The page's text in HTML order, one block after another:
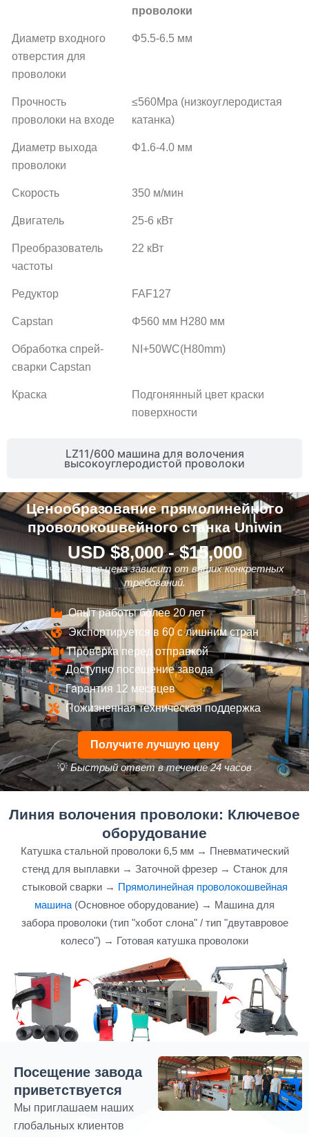
LZ11/600 машина для волочения
высокоуглеродистой проволоки
проволоки
Диаметр входного
отверстия для
проволоки
Φ5.5-6.5 мм
Прочность
проволоки на входе
≤560Mpa (низкоуглеродистая
катанка)
Диаметр выхода
проволоки
Φ1.6-4.0 мм
Скорость 350 м/мин
Двигатель 25-6 кВт
Преобразователь
частоты
22 кВт
Редуктор FAF127
Capstan Φ560 мм H280 мм
Обработка спрей-
сварки Capstan
NI+50WC(H80mm)
Краска
Подгонянный цвет краски
поверхности
Ценообразование прямолинейного
проволокошвейного станка Uniwin
USD $8,000 - $15,000
Окончательная цена зависит от ваших конкретных
требований.
Опыт работы более 20 лет
Экспортируется в 60 с лишним стран
Проверка перед отправкой
Доступно посещение завода
Гарантия 12 месяцев
Пожизненная техническая поддержка
Получите лучшую цену
💡Быстрый ответ в течение 24 часов
Линия волочения проволоки: Ключевое
оборудование
Катушка стальной проволоки 6,5 мм → Пневматический
стенд для выплавки → Заточной фрезер → Станок для
стыковой сварки → Прямолинейная проволокошвейная
машина (Основное оборудование) → Машина для
забора проволоки (тип "хобот слона" / тип "двутавровое
колесо") → Готовая катушка проволоки
Посещение завода
приветствуется
Мы приглашаем наших
глобальных клиентов